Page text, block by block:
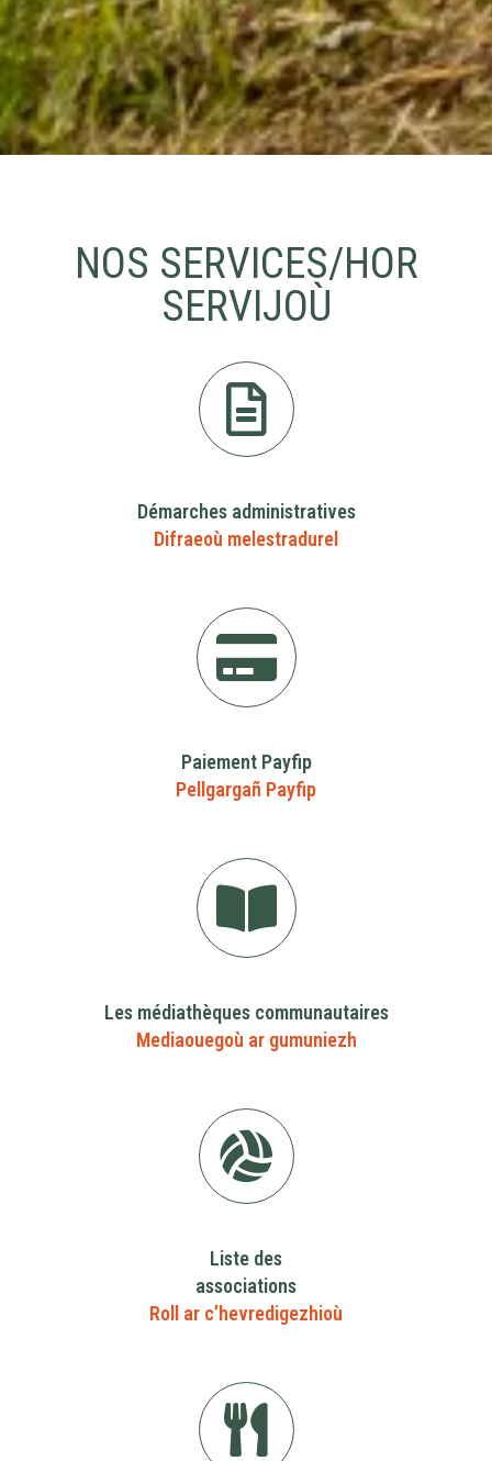
NOS SERVICES/HOR
SERVIJOÙ
Démarches administratives
Difraeoù melestradurel
Paiement Payfip
Pellgargañ Payfip
Les médiathèques communautaires
Mediaouegoù ar gumuniezh
Liste des
associations
Roll ar c’hevredigezhioù